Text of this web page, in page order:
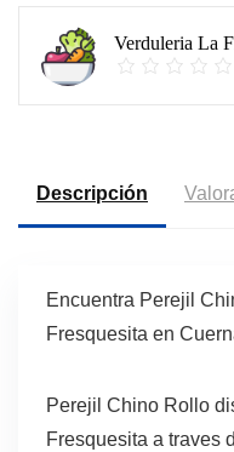
Verduleria La
Descripción
Encuentra Perejil
Fresquesita en
Perejil Chino Rollo
Fresquesita a traves